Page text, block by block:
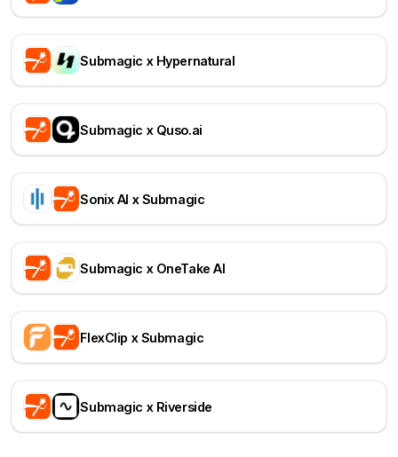
Submagic x Hypernatural
Submagic x Quso.ai
Sonix AI x Submagic
Submagic x OneTake AI
FlexClip x Submagic
Submagic x Riverside